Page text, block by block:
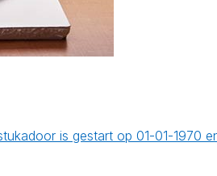
is gestart op 01-01-1970